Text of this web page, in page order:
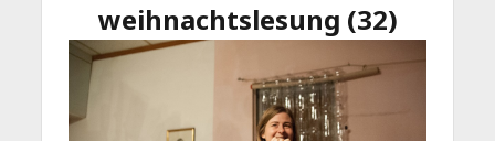
weihnachtslesung (32)